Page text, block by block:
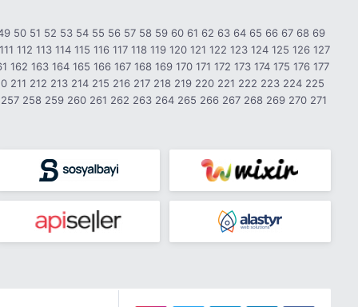
50 51 52 53 54 55 56 57 58 59 60 61 62 63 64 65 66 67 68 69
111 112 113 114 115 116 117 118 119 120 121 122 123 124 125 126 127
162 163 164 165 166 167 168 169 170 171 172 173 174 175 176 177
211 212 213 214 215 216 217 218 219 220 221 222 223 224 225
257 258 259 260 261 262 263 264 265 266 267 268 269 270 271